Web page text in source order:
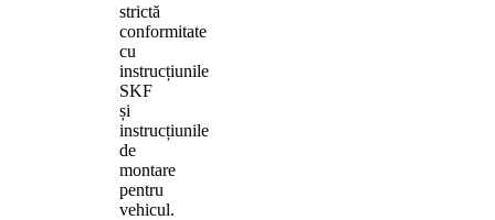
strictă
conformitate
cu
instrucțiunile
SKF
și
instrucțiunile
de
montare
pentru
vehicul.